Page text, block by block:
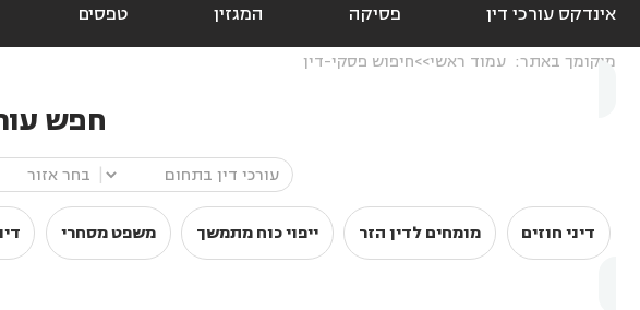
אינדקס עורכי דין פסיקה המגזין טפסים
מיקומך באתר: עמוד ראשי חיפוש פסקי-דין
חפש
דיני חוזים מומחים לדין הזר ייפוי כוח מתמשך משפט מסחרי